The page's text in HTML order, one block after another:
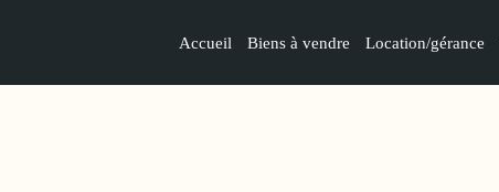
Accueil Biens à vendre Location/gérance